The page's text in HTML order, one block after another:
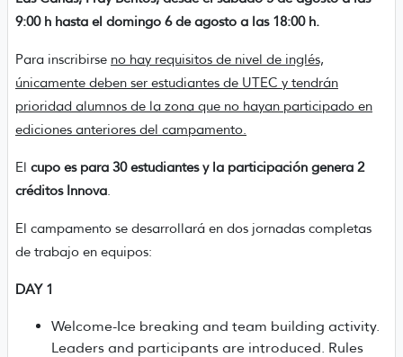
9:00 h hasta el domingo 6 de agosto a las 18:00 h.
Para inscribirse no hay requisitos de nivel de inglés,
únicamente deben ser estudiantes de UTEC y tendrán
prioridad alumnos de la zona que no hayan participado en
ediciones anteriores del campamento.
El cupo es para 30 estudiantes y la participación genera 2
créditos Innova.
El campamento se desarrollará en dos jornadas completas
de trabajo en equipos:
DAY 1
Welcome-Ice breaking and team building activity.
Leaders and participants are introduced. Rules